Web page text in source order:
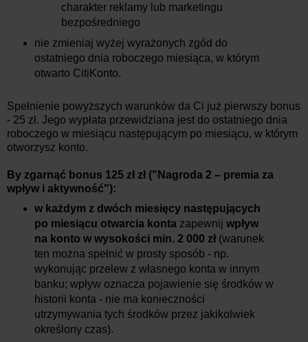
charakter reklamy lub marketingu
bezpośredniego
nie zmieniaj wyżej wyrażonych zgód do
ostatniego dnia roboczego miesiąca, w którym
otwarto CitiKonto.
Spełnienie powyższych warunków da Ci już pierwszy bonus
- 25 zł. Jego wypłata przewidziana jest do ostatniego dnia
roboczego w miesiącu następującym po miesiącu, w którym
otworzysz konto.
By zgarnąć bonus 125 zł zł ("Nagroda 2 – premia za
wpływ i aktywność"):
w każdym z dwóch miesięcy następujących
po miesiącu otwarcia kontazapewnij wpływ
na konto w wysokości min. 2 000 zł(warunek
ten można spełnić w prosty sposób - np.
wykonując przelew z własnego konta w innym
banku; wpływ oznacza pojawienie się środków w
historii konta - nie ma konieczności
utrzymywania tych środków przez jakikolwiek
określony czas).